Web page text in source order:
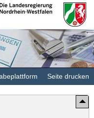
Landesregierung
Nordrhein-
Seite drucken